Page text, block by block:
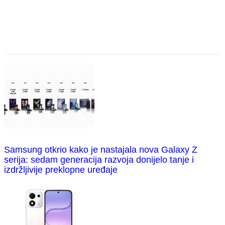
Samsung otkrio kako je nastajala nova Galaxy Z
serija: sedam generacija razvoja donijelo tanje i
izdržljivije preklopne uređaje